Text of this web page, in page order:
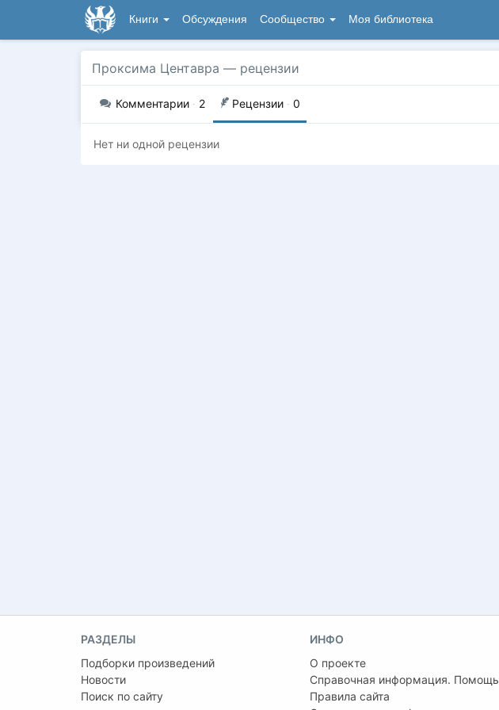
Книги Обсуждения Сообщество Моя библиотека
Проксима Центавра — рецензии
Комментарии · 2 Рецензии · 0
Нет ни одной рецензии
РАЗДЕЛЫ
Подборки произведений
Новости
Поиск по сайту
ИНФО
О проекте
Справочная информация. Помощь
Правила сайта